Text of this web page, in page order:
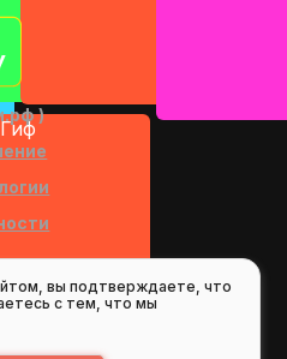
)
вы подтверждаете, что
с тем, что мы